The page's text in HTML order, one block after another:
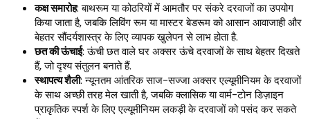
कक्ष समारोह: बाथरूम या कोठरियों में आमतौर पर संकरे दरवाजों का उपयोग
किया जाता है, जबकि लिविंग रूम या मास्टर बेडरूम को आसान आवाजाही और
बेहतर सौंदर्यशास्त्र के लिए व्यापक खुलेपन से लाभ होता है.
छत की ऊंचाई: ऊंची छत वाले घर अक्सर ऊंचे दरवाजों के साथ बेहतर दिखते
हैं, जो दृश्य संतुलन बनाते हैं.
स्थापत्य शैली: न्यूनतम आंतरिक साज-सज्जा अक्सर एल्यूमीनियम के दरवाजों
के साथ अच्छी तरह मेल खाती है, जबकि क्लासिक या वार्म-टोन डिज़ाइन
प्राकृतिक स्पर्श के लिए एल्यूमीनियम लकड़ी के दरवाजों को पसंद कर सकते